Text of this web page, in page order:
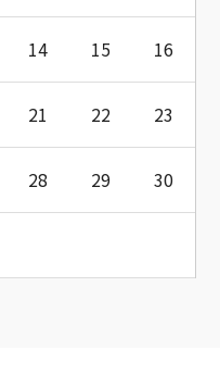
14 15 16
21 22 23
28 29 30